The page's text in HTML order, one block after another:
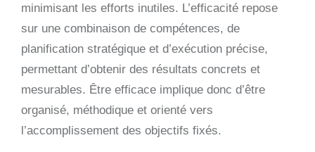
minimisant les efforts inutiles. L’efficacité repose
sur une combinaison de compétences, de
planification stratégique et d’exécution précise,
permettant d’obtenir des résultats concrets et
mesurables. Être efficace implique donc d’être
organisé, méthodique et orienté vers
l’accomplissement des objectifs fixés.